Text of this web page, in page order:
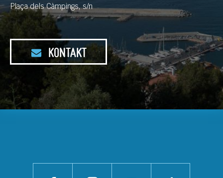
Plaça dels Càmpings, s/n
KONTAKT